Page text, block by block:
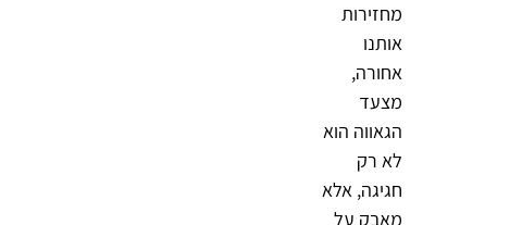
מחזירות
אותנו
אחורה,
מצעד
הגאווה הוא
לא רק
חגיגה, אלא
מאבק על